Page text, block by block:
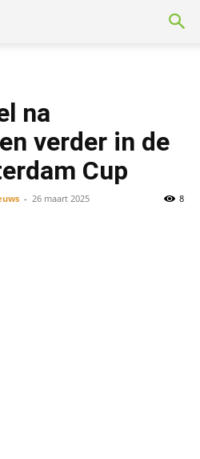
na
verder in de
Cup
- 26 maart 2025 8